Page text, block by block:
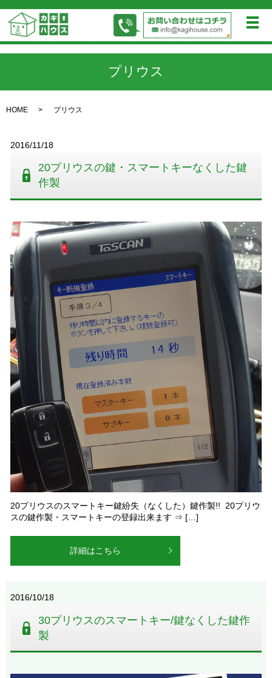
メ
プリウス
HOME プリウス
2016/11/18
20プリウスの鍵・スマートキーなくした鍵
作製
20プリウスのスマートキー鍵紛失（なくした）鍵作製!! 20プリウ
スの鍵作製・スマートキーの登録出来ます ⇒ […]
詳細はこちら
2016/10/18
30プリウスのスマートキー/鍵なくした鍵作
製